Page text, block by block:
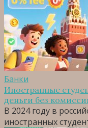
Банки
Иностранные
деньги без
В 2024 году в
иностранных